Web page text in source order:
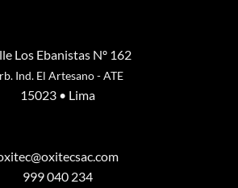
Los Ebanistas Nº 162
Ind. El Artesano - ATE
15023 • Lima
999 040 234